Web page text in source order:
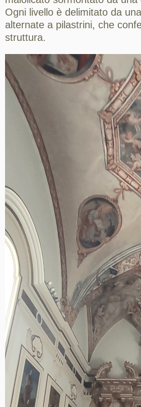
Ogni livello è delimitato da
alternate a pilastrini, che
struttura.